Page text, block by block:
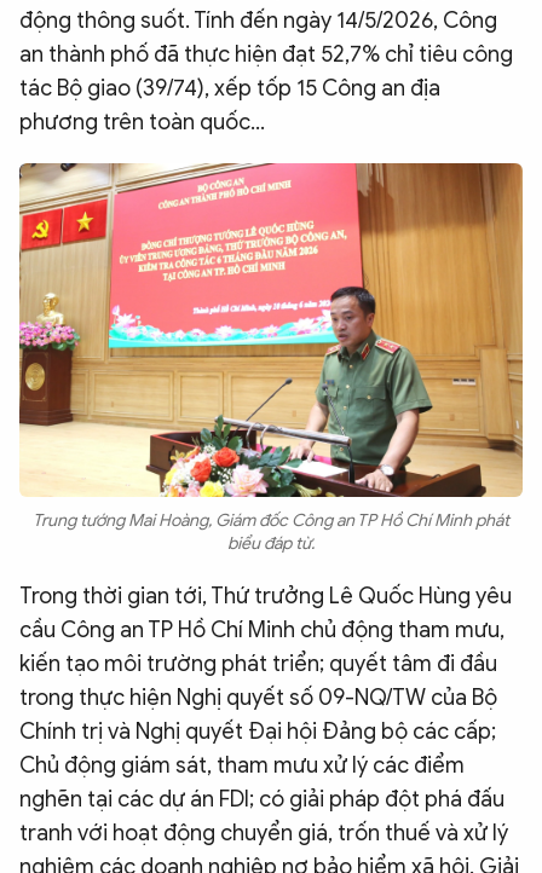
động thông suốt. Tính đến ngày 14/5/2026, Công
an thành phố đã thực hiện đạt 52,7% chỉ tiêu công
tác Bộ giao (39/74), xếp tốp 15 Công an địa
phương trên toàn quốc…
Trung tướng Mai Hoàng, Giám đốc Công an TP Hồ Chí Minh phát
biểu đáp từ.
Trong thời gian tới, Thứ trưởng Lê Quốc Hùng yêu
cầu Công an TP Hồ Chí Minh chủ động tham mưu,
kiến tạo môi trường phát triển; quyết tâm đi đầu
trong thực hiện Nghị quyết số 09-NQ/TW của Bộ
Chính trị và Nghị quyết Đại hội Đảng bộ các cấp;
Chủ động giám sát, tham mưu xử lý các điểm
nghẽn tại các dự án FDI; có giải pháp đột phá đấu
tranh với hoạt động chuyển giá, trốn thuế và xử lý
nghiêm các doanh nghiệp nợ bảo hiểm xã hội. Giải